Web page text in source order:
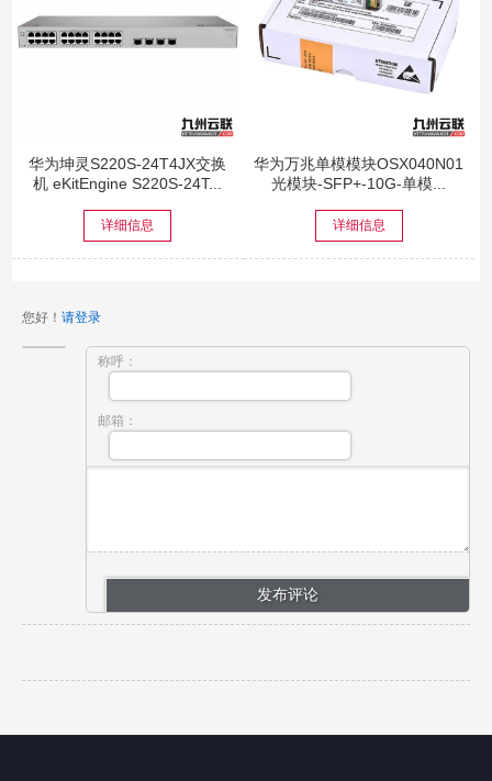
华为坤灵S220S-24T4JX交换
机 eKitEngine S220S-24T...
详细信息
华为万兆单模模块OSX040N01
光模块-SFP+-10G-单模...
详细信息
您好！ 请登录
称呼：
邮箱：